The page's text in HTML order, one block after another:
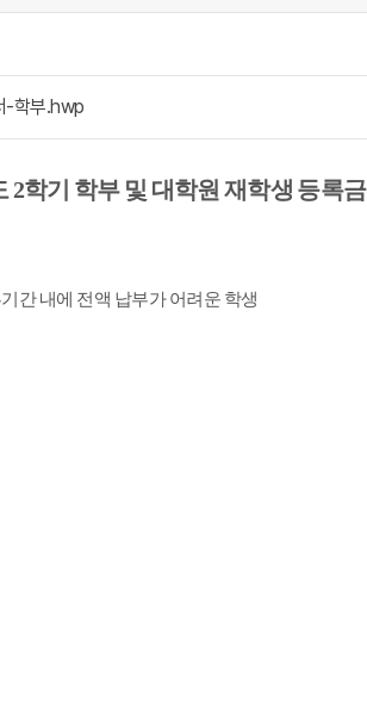
-학부.hwp
2학기 학부 및 대학원 재학생 등록
간 내에 전액 납부가 어려운 학생